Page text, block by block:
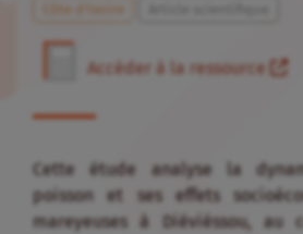
Côte d’Ivoire
Accéder à la ressource
Cette étude analyse la
poisson et ses effets
mareyeuses à Diéviéssou,